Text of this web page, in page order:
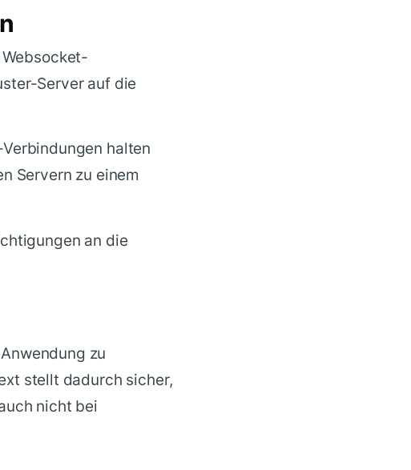
Server auf die
halten
Servern zu einem
an die
zu
stellt dadurch sicher,
nicht bei